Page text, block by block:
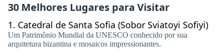
30 Melhores Lugares para Visitar
1. Catedral de Santa Sofia (Sobor Sviatoyi Sofiyi)
Um Patrimônio Mundial da UNESCO conhecido por sua
arquitetura bizantina e mosaicos impressionantes.